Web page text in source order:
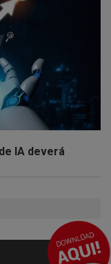
IA deverá